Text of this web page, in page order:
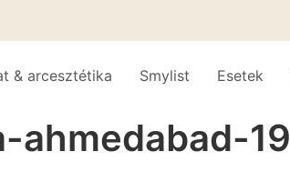
& arcesztétika Smylist Esetek
ahmedabad-19